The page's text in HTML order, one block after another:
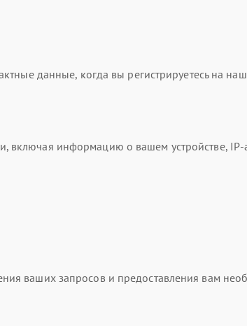
данные, когда вы регистрируетесь на
информацию о вашем устройстве, IP-
ваших запросов и предоставления вам